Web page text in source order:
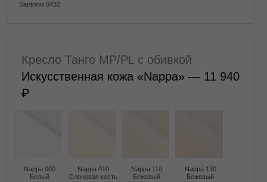
Santorini 0432
Кресло Танго MP/PL с обивкой
Искусственная кожа «Nappa» — 11 940
Nappa 000
Белый
Nappa 010
Слоновая кость
Nappa 110
Бежевый
Nappa 130
Бежевый